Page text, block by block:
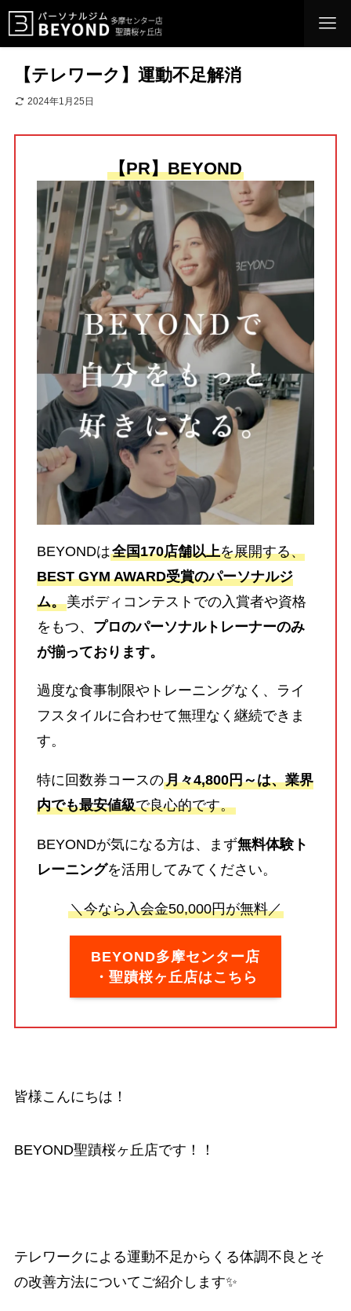
【テレワーク】運動不足解消
2024年1月25日
【PR】BEYOND
BEYONDは全国170店舗以上を展開する、
BEST GYM AWARD受賞のパーソナルジ
ム。美ボディコンテストでの入賞者や資格
をもつ、 プロのパーソナルトレーナーのみ
が揃っております。
過度な食事制限やトレーニングなく、ライ
フスタイルに合わせて無理なく継続できま
す。
特に回数券コースの月々4,800円～は、業界
内でも最安値級で良心的です。
BEYONDが気になる方は、まず無料体験ト
レーニングを活用してみてください。
＼今なら入会金50,000円が無料／
BEYOND多摩センター店
・聖蹟桜ヶ丘店はこちら
皆様こんにちは！
BEYOND聖蹟桜ヶ丘店です！！
テレワークによる運動不足からくる体調不良とそ
の改善方法についてご紹介します✨